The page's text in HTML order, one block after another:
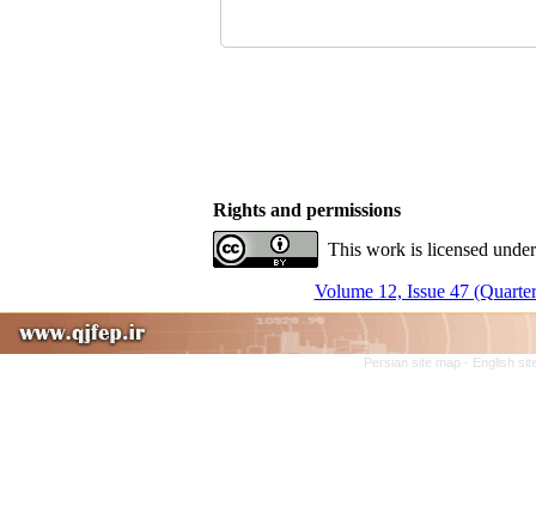
Rights and permissions
This work is licensed
Volume 12, Issue 47
Persian site map - English